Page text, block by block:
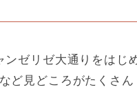
ゼリゼ大通りをはじ
ど見どころがたくさん